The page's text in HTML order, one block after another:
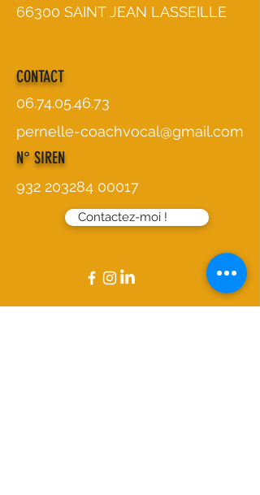
66300 SAINT JEAN LASSEILLE
CONTACT
06.74.05.46.73
pernelle-coachvocal@gmail.com
N° SIREN
932 203284 00017
Contactez-moi !